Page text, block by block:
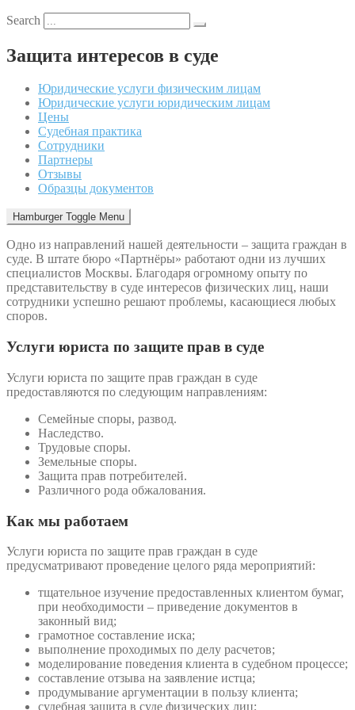
Search
Защита интересов в суде
Юридические услуги физическим лицам
Юридические услуги юридическим лицам
Цены
Судебная практика
Сотрудники
Партнеры
Отзывы
Образцы документов
Hamburger Toggle Menu
Одно из направлений нашей деятельности – защита граждан в
суде. В штате бюро «Партнёры» работают одни из лучших
специалистов Москвы. Благодаря огромному опыту по
представительству в суде интересов физических лиц, наши
сотрудники успешно решают проблемы, касающиеся любых
споров.
Услуги юриста по защите прав в суде
Услуги юриста по защите прав граждан в суде
предоставляются по следующим направлениям:
Семейные споры, развод.
Наследство.
Трудовые споры.
Земельные споры.
Защита прав потребителей.
Различного рода обжалования.
Как мы работаем
Услуги юриста по защите прав граждан в суде
предусматривают проведение целого ряда мероприятий:
тщательное изучение предоставленных клиентом бумаг,
при необходимости – приведение документов в
законный вид;
грамотное составление иска;
выполнение проходимых по делу расчетов;
моделирование поведения клиента в судебном процессе;
составление отзыва на заявление истца;
продумывание аргументации в пользу клиента;
судебная защита в суде физических лиц;